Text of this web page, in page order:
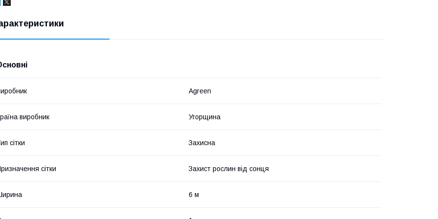
Agreen
виробник Угорщина
сітки Захисна
сітки Захист рослин від сонця
6 м